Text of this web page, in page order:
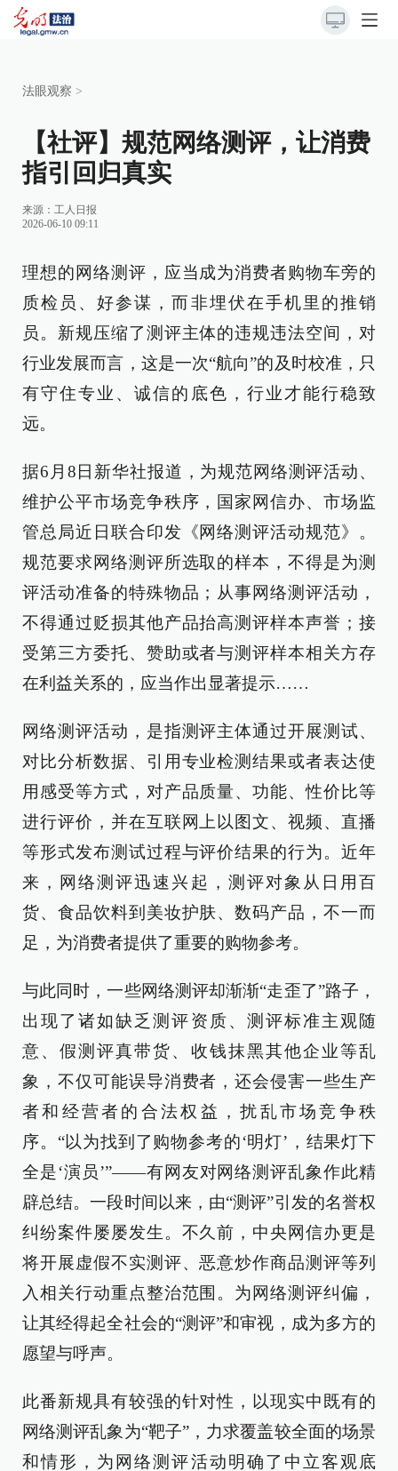
法眼观察 >
【社评】规范网络测评，让消费
指引回归真实
来源： 工人日报
2026-06-10 09:11
理想的网络测评，应当成为消费者购物车旁的
质检员、好参谋，而非埋伏在手机里的推销
员。新规压缩了测评主体的违规违法空间，对
行业发展而言，这是一次“航向”的及时校准，只
有守住专业、诚信的底色，行业才能行稳致
远。
据6月8日新华社报道，为规范网络测评活动、
维护公平市场竞争秩序，国家网信办、市场监
管总局近日联合印发《网络测评活动规范》。
规范要求网络测评所选取的样本，不得是为测
评活动准备的特殊物品；从事网络测评活动，
不得通过贬损其他产品抬高测评样本声誉；接
受第三方委托、赞助或者与测评样本相关方存
在利益关系的，应当作出显著提示……
网络测评活动，是指测评主体通过开展测试、
对比分析数据、引用专业检测结果或者表达使
用感受等方式，对产品质量、功能、性价比等
进行评价，并在互联网上以图文、视频、直播
等形式发布测试过程与评价结果的行为。近年
来，网络测评迅速兴起，测评对象从日用百
货、食品饮料到美妆护肤、数码产品，不一而
足，为消费者提供了重要的购物参考。
与此同时，一些网络测评却渐渐“走歪了”路子，
出现了诸如缺乏测评资质、测评标准主观随
意、假测评真带货、收钱抹黑其他企业等乱
象，不仅可能误导消费者，还会侵害一些生产
者和经营者的合法权益，扰乱市场竞争秩
序。“以为找到了购物参考的‘明灯’，结果灯下
全是‘演员’”——有网友对网络测评乱象作此精
辟总结。一段时间以来，由“测评”引发的名誉权
纠纷案件屡屡发生。不久前，中央网信办更是
将开展虚假不实测评、恶意炒作商品测评等列
入相关行动重点整治范围。为网络测评纠偏，
让其经得起全社会的“测评”和审视，成为多方的
愿望与呼声。
此番新规具有较强的针对性，以现实中既有的
网络测评乱象为“靶子”，力求覆盖较全面的场景
和情形，为网络测评活动明确了中立客观底